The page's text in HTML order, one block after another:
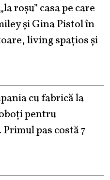
roşu” casa pe care
şi Gina Pistol în
living spațios și
cu fabrică la
pentru
pas costă 7